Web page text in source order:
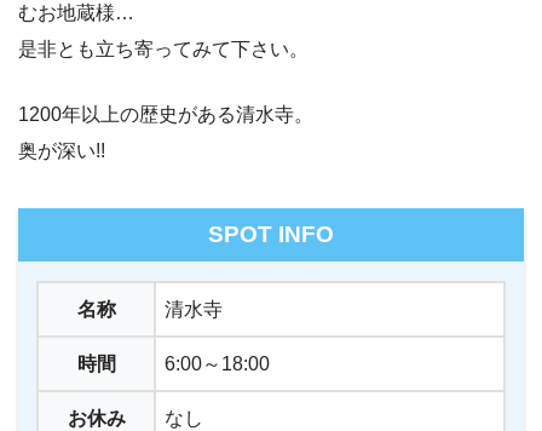
むお地蔵様…
是非とも立ち寄ってみて下さい。
1200年以上の歴史がある清水寺。
奥が深い!!
SPOT INFO
名称 清水寺
時間 6:00～18:00
お休み なし